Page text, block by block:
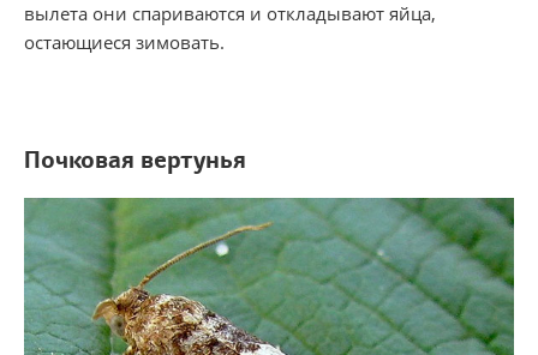
вылета они спариваются и откладывают яйца,
остающиеся зимовать.
Почковая вертунья